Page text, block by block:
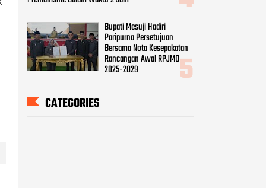
Bupati Mesuji Hadiri
Paripurna Persetujuan
Bersama Nota Kesepakatan
Rancangan Awal RPJMD
2025-2029
CATEGORIES